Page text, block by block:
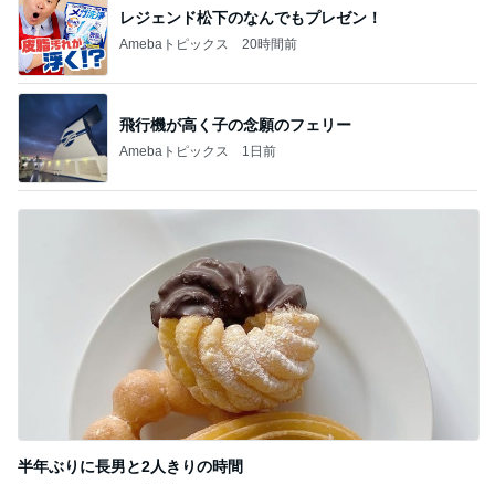
レジェンド松下のなんでもプレゼン！
Amebaトピックス 20時間前
飛行機が高く子の念願のフェリー
Amebaトピックス 1日前
半年ぶりに長男と2人きりの時間